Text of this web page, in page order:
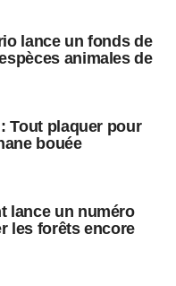
lance un fonds de
animales de
Tout plaquer pour
bouée
lance un numéro
les forêts encore